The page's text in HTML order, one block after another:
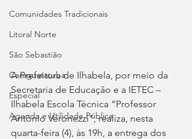
Comunidades Tradicionais
Litoral Norte
São Sebastião
Caraguatatuba
Especial
Agenda e Utilidade Pública
A Prefeitura de Ilhabela, por meio da
Secretaria de Educação e a IETEC –
Ilhabela Escola Técnica “Professor
Antônio Veronezzi”, realiza, nesta
quarta-feira (4), às 19h, a entrega dos